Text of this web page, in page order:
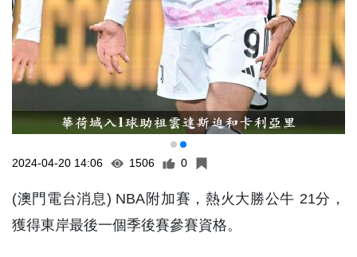
2024-04-20 14:06 1506 0
(澳門電台消息) NBA附加賽，熱火大勝公牛 21分，
獲得東岸最後一個季後賽參賽資格。